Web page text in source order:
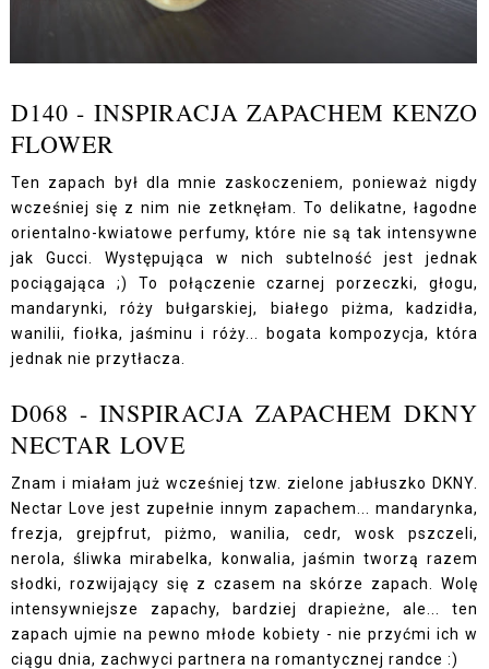
D140 - INSPIRACJA ZAPACHEM KENZO
FLOWER
Ten zapach był dla mnie zaskoczeniem, ponieważ nigdy
wcześniej się z nim nie zetknęłam. To delikatne, łagodne
orientalno-kwiatowe perfumy, które nie są tak intensywne
jak Gucci. Występująca w nich subtelność jest jednak
pociągająca ;) To połączenie czarnej porzeczki, głogu,
mandarynki, róży bułgarskiej, białego piżma, kadzidła,
wanilii, fiołka, jaśminu i róży... bogata kompozycja, która
jednak nie przytłacza.
D068 - INSPIRACJA ZAPACHEM DKNY
NECTAR LOVE
Znam i miałam już wcześniej tzw. zielone jabłuszko DKNY.
Nectar Love jest zupełnie innym zapachem... mandarynka,
frezja, grejpfrut, piżmo, wanilia, cedr, wosk pszczeli,
nerola, śliwka mirabelka, konwalia, jaśmin tworzą razem
słodki, rozwijający się z czasem na skórze zapach. Wolę
intensywniejsze zapachy, bardziej drapieżne, ale... ten
zapach ujmie na pewno młode kobiety - nie przyćmi ich w
ciągu dnia, zachwyci partnera na romantycznej randce :)